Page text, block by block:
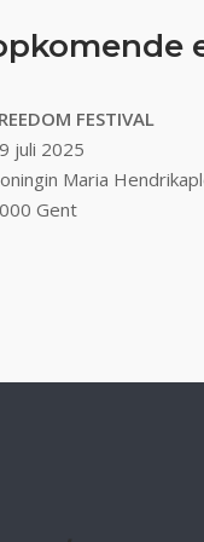
FESTIVAL
juli 2025
Maria
Gent